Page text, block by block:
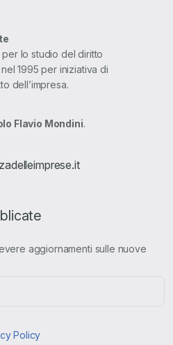
per lo studio del diritto
1995 per iniziativa di
dell’impresa.
Flavio Mondini.
aggiornamenti sulle nuove
Policy